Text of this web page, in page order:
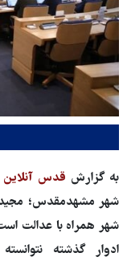
به گزارش قدس آنلاین
شهر مشهدمقدس؛ مجید
شهر همراه با عدالت
ادوار گذشته